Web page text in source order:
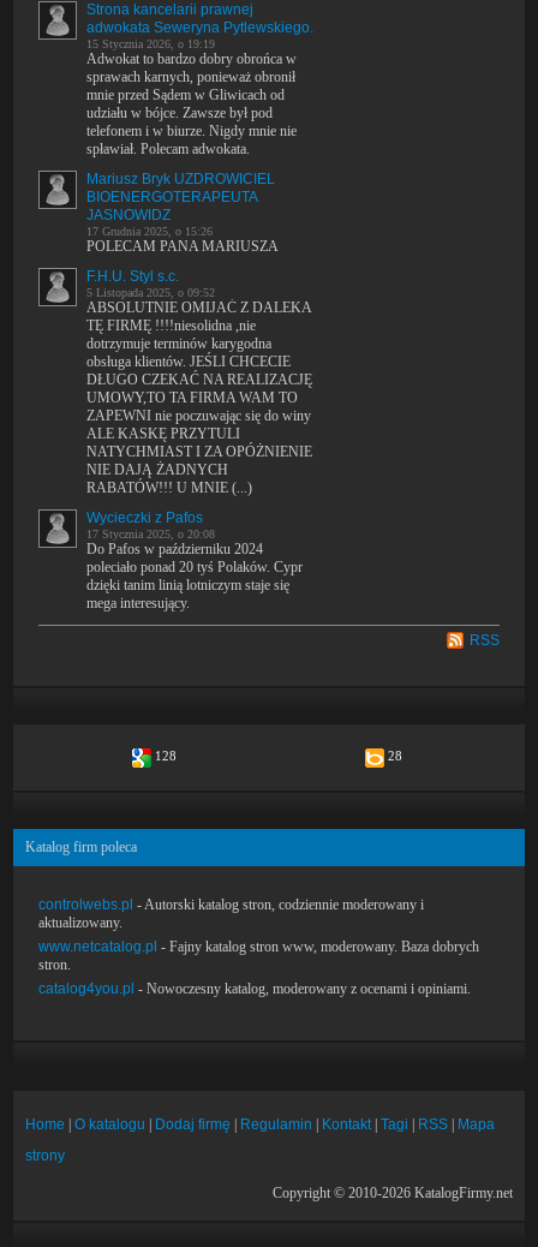
Strona kancelarii prawnej
adwokata Seweryna Pytlewskiego.
15 Stycznia 2026, o 19:19
Adwokat to bardzo dobry obrońca w
sprawach karnych, ponieważ obronił
mnie przed Sądem w Gliwicach od
udziału w bójce. Zawsze był pod
telefonem i w biurze. Nigdy mnie nie
spławiał. Polecam adwokata.
Mariusz Bryk UZDROWICIEL
BIOENERGOTERAPEUTA
JASNOWIDZ
17 Grudnia 2025, o 15:26
POLECAM PANA MARIUSZA
F.H.U. Styl s.c.
5 Listopada 2025, o 09:52
ABSOLUTNIE OMIJAĆ Z DALEKA
TĘ FIRMĘ !!!!niesolidna ,nie
dotrzymuje terminów karygodna
obsługa klientów. JEŚLI CHCECIE
DŁUGO CZEKAĆ NA REALIZACJĘ
UMOWY,TO TA FIRMA WAM TO
ZAPEWNI nie poczuwając się do winy
ALE KASKĘ PRZYTULI
NATYCHMIAST I ZA OPÓŻNIENIE
NIE DAJĄ ŻADNYCH
RABATÓW!!! U MNIE (...)
Wycieczki z Pafos
17 Stycznia 2025, o 20:08
Do Pafos w październiku 2024
poleciało ponad 20 tyś Polaków. Cypr
dzięki tanim linią lotniczym staje się
mega interesujący.
RSS
128 28
Katalog firm poleca
controlwebs.pl - Autorski katalog stron, codziennie moderowany i
aktualizowany.
www.netcatalog.pl - Fajny katalog stron www, moderowany. Baza dobrych
stron.
catalog4you.pl - Nowoczesny katalog, moderowany z ocenami i opiniami.
Home |O katalogu Dodaj firmę Regulamin Kontakt|Tagi RSS
Mapa
strony
Copyright © 2010-2026 KatalogFirmy.net